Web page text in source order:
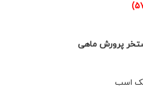
پرورش ماهی